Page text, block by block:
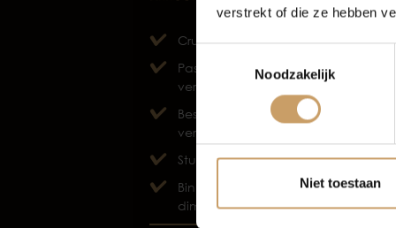
verstrekt of die ze hebben
Noodzakelijk
Niet toestaan
Cruise control
Passagiersstoel in hoogte
verstelbaar
Bestuurdersstoel in hoogte
verstelbaar
Stuur verstelbaar
Binnenspiegel automatisch
dimmend